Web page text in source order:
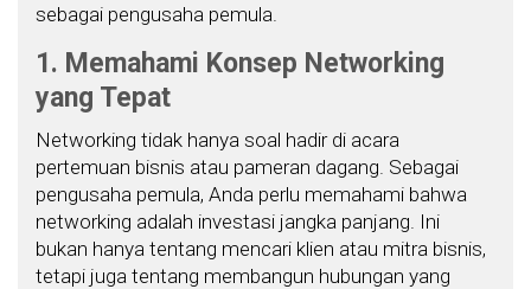
sebagai pengusaha pemula.
1. Memahami Konsep Networking
yang Tepat
Networking tidak hanya soal hadir di acara
pertemuan bisnis atau pameran dagang. Sebagai
pengusaha pemula, Anda perlu memahami bahwa
networking adalah investasi jangka panjang. Ini
bukan hanya tentang mencari klien atau mitra bisnis,
tetapi juga tentang membangun hubungan yang